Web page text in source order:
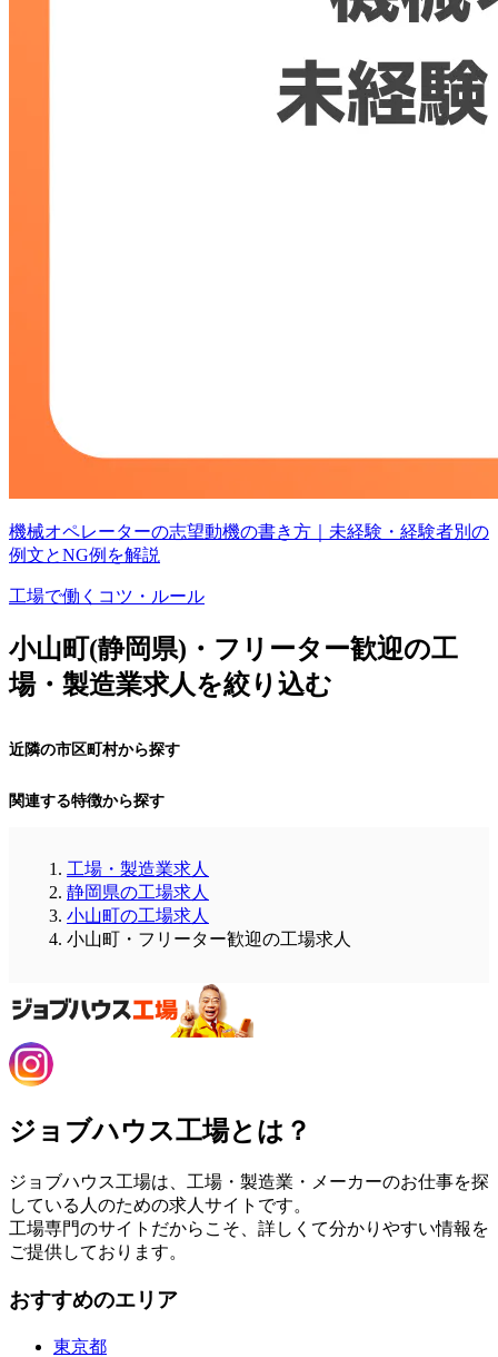
機械オペレーターの志望動機の書き方｜未経験・経験者別の
例文とNG例を解説
工場で働くコツ・ルール
小山町(静岡県)・フリーター歓迎の工
場・製造業求人を絞り込む
近隣の市区町村から探す
関連する特徴から探す
工場・製造業求人
静岡県の工場求人
小山町の工場求人
小山町・フリーター歓迎の工場求人
ジョブハウス工場とは？
ジョブハウス工場は、工場・製造業・メーカーのお仕事を探
している人のための求人サイトです。
工場専門のサイトだからこそ、詳しくて分かりやすい情報を
ご提供しております。
おすすめのエリア
東京都